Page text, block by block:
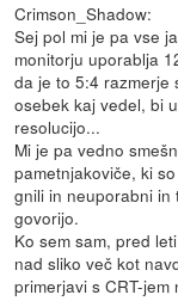
Crimson_Shadow:
Sej pol mi je pa vse
monitorju uporablja
da je to 5:4 razmerje
osebek kaj vedel, bi
resolucijo...
Mi je pa vedno
pametnjakoviče, ki
gnili in neuporabni in
govorijo.
Ko sem sam, pred
nad sliko več kot
primerjavi s CRT-